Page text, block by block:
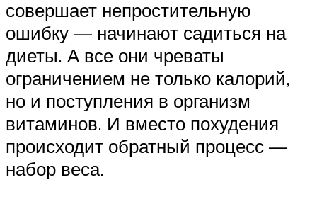
совершает непростительную
ошибку — начинают садиться на
диеты. А все они чреваты
ограничением не только калорий,
но и поступления в организм
витаминов. И вместо похудения
происходит обратный процесс —
набор веса.